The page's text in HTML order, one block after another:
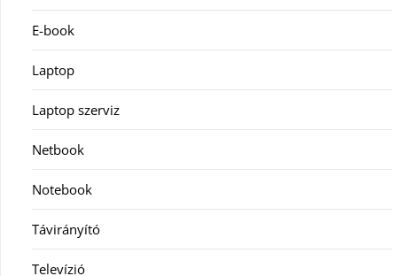
E-book
Laptop
Laptop szerviz
Netbook
Notebook
Távirányító
Televízió